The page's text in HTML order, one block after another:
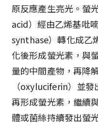
原反應產生亮光。螢
acid）經由乙烯基吡
synthase）轉化成乙
化後形成螢光素，與
量的中間產物，再降
（oxyluciferin）並
再形成螢光素，繼續
體或菌絲持續發出螢